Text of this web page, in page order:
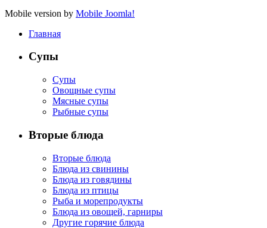
Mobile version by Mobile Joomla!
Главная
Супы
Супы
Овощные супы
Мясные супы
Рыбные супы
Вторые блюда
Вторые блюда
Блюда из свинины
Блюда из говядины
Блюда из птицы
Рыба и морепродукты
Блюда из овощей, гарниры
Другие горячие блюда